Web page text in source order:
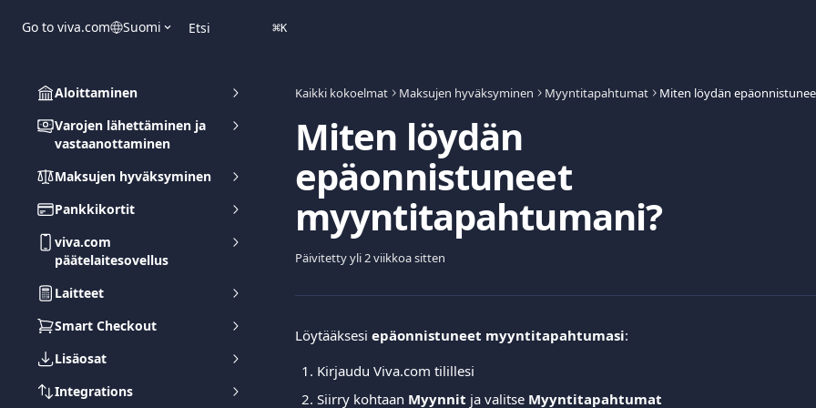
Go to viva.com Suomi Etsi ⌘K
Aloittaminen
Varojen lähettäminen ja
vastaanottaminen
Maksujen hyväksyminen
Pankkikortit
viva.com
päätelaitesovellus
Laitteet
Smart Checkout
Lisäosat
Integrations
Kaikki kokoelmat Maksujen hyväksyminen Myyntitapahtumat
Miten löydän
epäonnistuneet
myyntitapahtumani?
Päivitetty yli 2 viikkoa sitten
Löytääksesi epäonnistuneet myyntitapahtumasi:
Kirjaudu Viva.com tilillesi
Siirry kohtaan Myynnit ja valitse Myyntitapahtumat